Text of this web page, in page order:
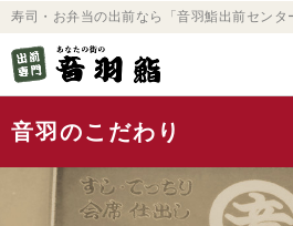
寿司・お弁当の出前なら「音羽鮨出前センタ
音羽のこだわり